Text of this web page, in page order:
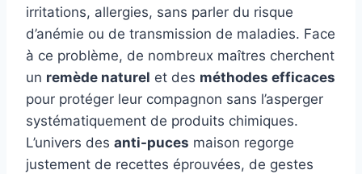
irritations, allergies, sans parler du risque
d’anémie ou de transmission de maladies. Face
à ce problème, de nombreux maîtres cherchent
un remède naturel et des méthodes efficaces
pour protéger leur compagnon sans l’asperger
systématiquement de produits chimiques.
L’univers des anti-puces maison regorge
justement de recettes éprouvées, de gestes